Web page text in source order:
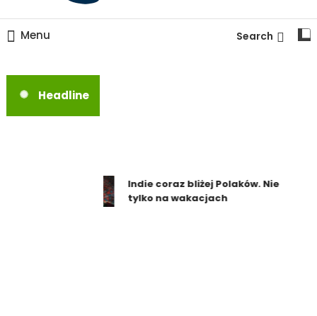
StrefaPLN.pl
Menu Search
Headline
Indie coraz bliżej Polaków. Nie
tylko na wakacjach